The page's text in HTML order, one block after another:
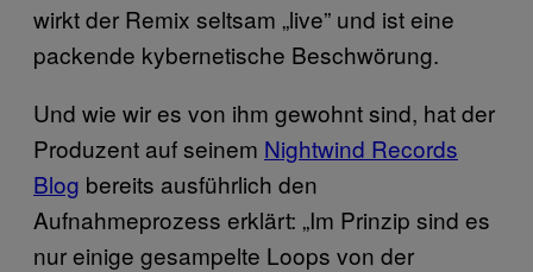
wirkt der Remix seltsam „live” und ist eine
packende kybernetische Beschwörung.
Und wie wir es von ihm gewohnt sind, hat der
Produzent auf seinem Nightwind Records
Blog bereits ausführlich den
Aufnahmeprozess erklärt: „Im Prinzip sind es
nur einige gesampelte Loops von der